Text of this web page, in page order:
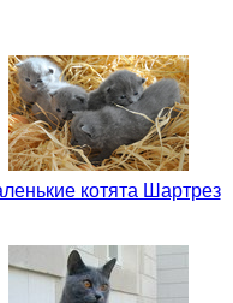
котята Шартрез